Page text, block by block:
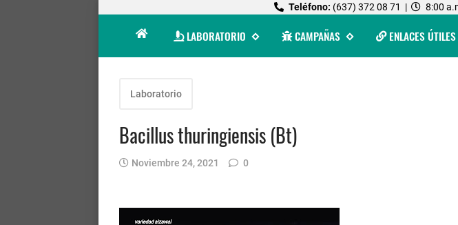
Teléfono: (637) 372 08 71 | 8:00
LABORATORIO CAMPAÑAS ENLACES ÚTILES
Laboratorio
Bacillus thuringiensis (Bt)
Noviembre 24, 2021 0